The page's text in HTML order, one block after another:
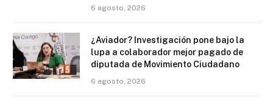
6 agosto, 2026
¿Aviador? Investigación pone bajo la
lupa a colaborador mejor pagado de
diputada de Movimiento Ciudadano
6 agosto, 2026